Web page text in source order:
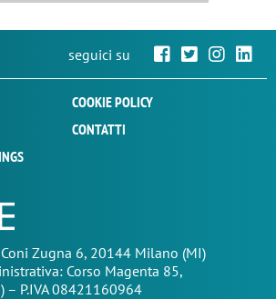
seguici su
COOKIE POLICY
CONTATTI
Zugna 6, 20144 Milano (MI)
Corso Magenta 85,
P.IVA 08421160964